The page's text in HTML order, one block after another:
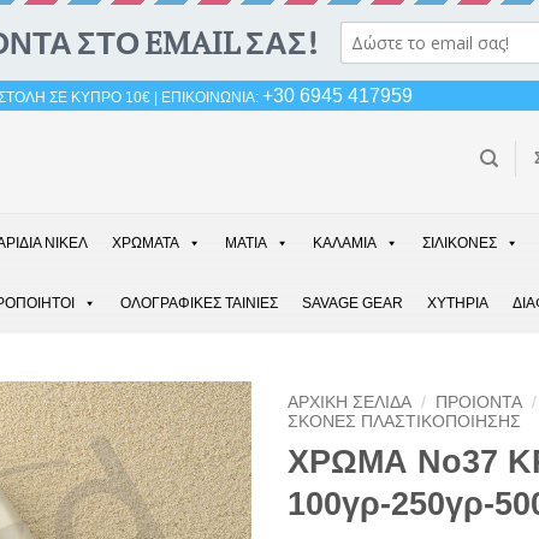
ΣΕ ΚΥΠΡΟ 10€ | ΕΠΙΚΟΙΝΩΝΙΑ: +30 6945 417959
ΝΙΚΕΛ ΧΡΩΜΑΤΑ ΜΑΤΙΑ ΚΑΛΑΜΙΑ ΣΙΛΙΚΟΝΕΣ
ΟΛΟΓΡΑΦΙΚΕΣ ΤΑΙΝΙΕΣ SAVAGE GEAR ΧΥΤΗΡΙΑ
ΑΡΧΙΚΉ ΣΕΛΊΔΑ / ΠΡΟΙΟΝΤΑ /
ΣΚΟΝΕΣ ΠΛΑΣΤΙΚΟΠΟΙΗΣΗΣ
ΧΡΩΜΑ Νο37
100γρ-250γρ-